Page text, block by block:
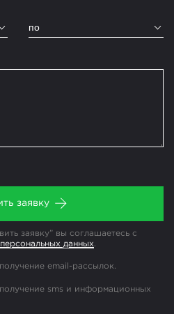
по
заявку
заявку” вы соглашаетесь с
данных
email-рассылок.
sms и информационных